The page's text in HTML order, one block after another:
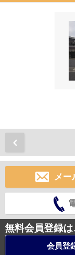
メー
無料会員登録は
会員登